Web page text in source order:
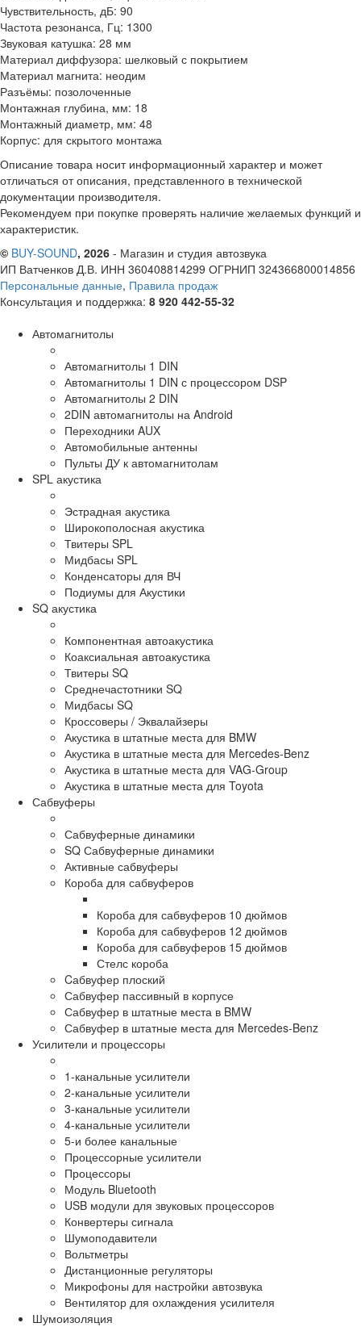
Чувствительность, дБ: 90
Частота резонанса, Гц: 1300
Звуковая катушка: 28 мм
Материал диффузора: шелковый с покрытием
Материал магнита: неодим
Разъёмы: позолоченные
Монтажная глубина, мм: 18
Монтажный диаметр, мм: 48
Корпус: для скрытого монтажа
Описание товара носит информационный характер и может
отличаться от описания, представленного в технической
документации производителя.
Рекомендуем при покупке проверять наличие желаемых функций и
характеристик.
© BUY-SOUND, 2026 - Магазин и студия автозвука
ИП Ватченков Д.В. ИНН 360408814299 ОГРНИП 324366800014856
Персональные данные, Правила продаж
Консультация и поддержка: 8 920 442-55-32
Автомагнитолы
Автомагнитолы 1 DIN
Автомагнитолы 1 DIN с процессором DSP
Автомагнитолы 2 DIN
2DIN автомагнитолы на Android
Переходники AUX
Автомобильные антенны
Пульты ДУ к автомагнитолам
SPL акустика
Эстрадная акустика
Широкополосная акустика
Твитеры SPL
Мидбасы SPL
Конденсаторы для ВЧ
Подиумы для Акустики
SQ акустика
Компонентная автоакустика
Коаксиальная автоакустика
Твитеры SQ
Среднечастотники SQ
Мидбасы SQ
Кроссоверы / Эквалайзеры
Акустика в штатные места для BMW
Акустика в штатные места для Mercedes-Benz
Акустика в штатные места для VAG-Group
Акустика в штатные места для Toyota
Сабвуферы
Сабвуферные динамики
SQ Сабвуферные динамики
Активные сабвуферы
Короба для сабвуферов
Короба для сабвуферов 10 дюймов
Короба для сабвуферов 12 дюймов
Короба для сабвуферов 15 дюймов
Стелс короба
Cабвуфер плоский
Сабвуфер пассивный в корпусе
Сабвуфер в штатные места в BMW
Сабвуфер в штатные места для Mercedes-Benz
Усилители и процессоры
1-канальные усилители
2-канальные усилители
3-канальные усилители
4-канальные усилители
5-и более канальные
Процессорные усилители
Процессоры
Модуль Bluetooth
USB модули для звуковых процессоров
Конвертеры сигнала
Шумоподавители
Вольтметры
Дистанционные регуляторы
Микрофоны для настройки автозвука
Вентилятор для охлаждения усилителя
Шумоизоляция